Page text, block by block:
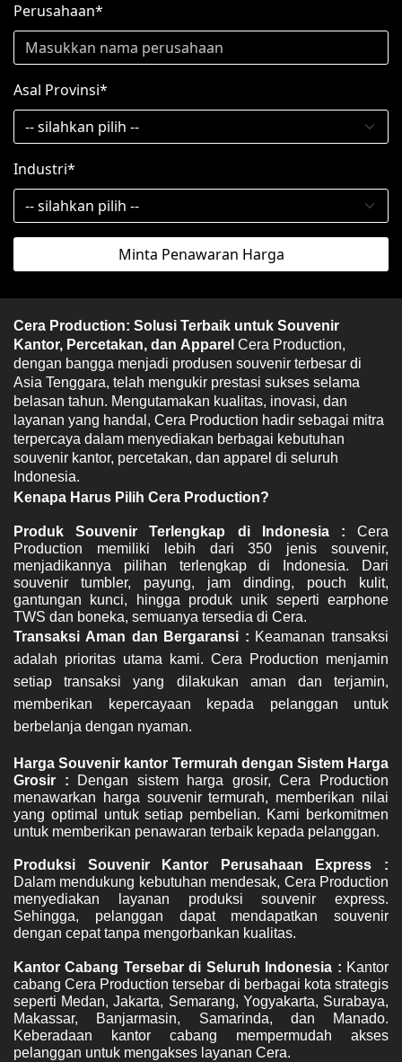
Perusahaan*
Asal Provinsi*
Industri*
Minta Penawaran Harga
Cera Production: Solusi Terbaik untuk Souvenir
Kantor, Percetakan, dan Apparel Cera Production,
dengan bangga menjadi produsen souvenir terbesar di
Asia Tenggara, telah mengukir prestasi sukses selama
belasan tahun. Mengutamakan kualitas, inovasi, dan
layanan yang handal, Cera Production hadir sebagai mitra
terpercaya dalam menyediakan berbagai kebutuhan
souvenir kantor, percetakan, dan apparel di seluruh
Indonesia.
Kenapa Harus Pilih Cera Production?
Produk Souvenir Terlengkap di Indonesia : Cera
Production memiliki lebih dari 350 jenis souvenir,
menjadikannya pilihan terlengkap di Indonesia. Dari
souvenir tumbler, payung, jam dinding, pouch kulit,
gantungan kunci, hingga produk unik seperti earphone
TWS dan boneka, semuanya tersedia di Cera.
Transaksi Aman dan Bergaransi : Keamanan transaksi
adalah prioritas utama kami. Cera Production menjamin
setiap transaksi yang dilakukan aman dan terjamin,
memberikan kepercayaan kepada pelanggan untuk
berbelanja dengan nyaman.
Harga Souvenir kantor Termurah dengan Sistem Harga
Grosir :
Dengan sistem harga grosir, Cera Production
menawarkan harga souvenir termurah, memberikan nilai
yang optimal untuk setiap pembelian. Kami berkomitmen
untuk memberikan penawaran terbaik kepada pelanggan.
Dalam mendukung kebutuhan mendesak, Cera Production
menyediakan layanan produksi souvenir express.
Sehingga, pelanggan dapat mendapatkan souvenir
dengan cepat tanpa mengorbankan kualitas.
Kantor Cabang Tersebar di Seluruh Indonesia : Kantor
cabang Cera Production tersebar di berbagai kota strategis
seperti Medan, Jakarta, Semarang, Yogyakarta, Surabaya,
Makassar, Banjarmasin, Samarinda, dan Manado.
Keberadaan kantor cabang mempermudah akses
pelanggan untuk mengakses layanan Cera.